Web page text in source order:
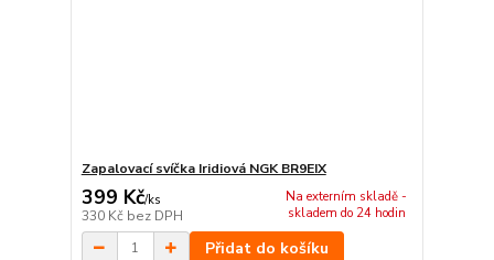
Zapalovací svíčka Iridiová NGK BR9EIX
399 Kč/ks
330 Kč bez DPH
Na externím skladě -
skladem do 24 hodin
Přidat do košíku